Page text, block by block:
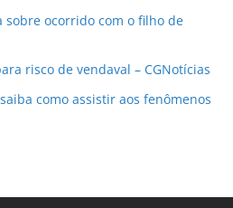
sobre ocorrido com o filho de
risco de vendaval – CGNotícias
como assistir aos fenômenos